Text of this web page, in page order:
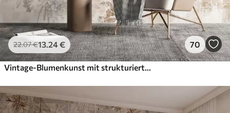
22.07€13 .24€ 70